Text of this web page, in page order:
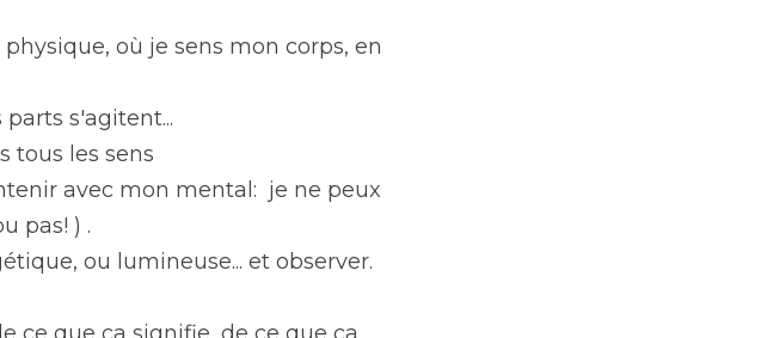
où je sens mon corps, en
s'agitent...
tous les sens
avec mon mental:  je ne peux
pas! ) .
ou lumineuse... et observer.